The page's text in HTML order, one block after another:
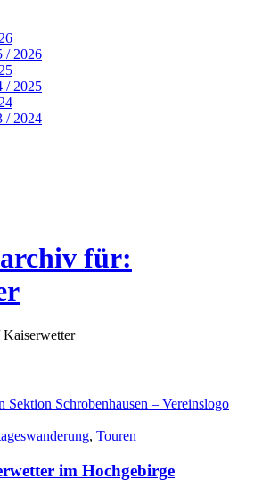
/ 2026
/ 2025
/ 2024
für:
Kaiserwetter
, Touren
im Hochgebirge